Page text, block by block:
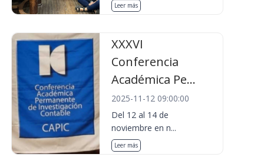
Leer más
XXXVI
Conferencia
Académica Pe...
2025-11-12 09:00:00
Del 12 al 14 de
noviembre en n...
Leer más